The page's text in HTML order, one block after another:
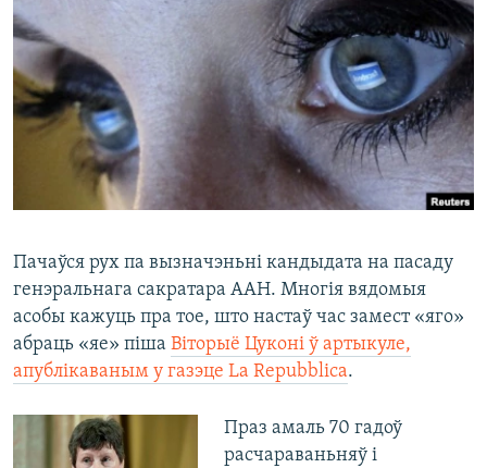
КАЛЯНДАР
НА ХВАЛЯХ СВАБОДЫ
Пачаўся рух па вызначэньні кандыдата на пасаду
генэральнага сакратара ААН. Многія вядомыя
асобы кажуць пра тое, што настаў час замест «яго»
абраць «яе» піша Віторыё Цуконі ў артыкуле,
апублікаваным у газэце La Repubblica.
Праз амаль 70 гадоў
расчараваньняў і